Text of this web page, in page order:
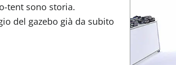
tent sono storia.
del gazebo già da subito